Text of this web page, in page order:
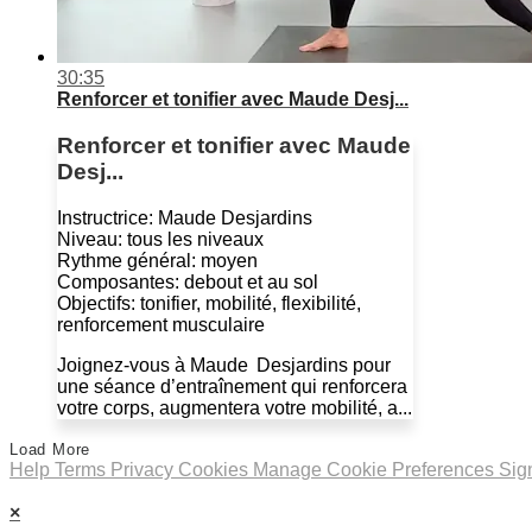
30:35
Renforcer et tonifier avec Maude Desj...
Renforcer et tonifier avec Maude
Desj...
Instructrice: Maude Desjardins
Niveau: tous les niveaux
Rythme général: moyen
Composantes: debout et au sol
Objectifs: tonifier, mobilité, flexibilité,
renforcement musculaire
Joignez-vous à Maude Desjardins pour
une séance d’entraînement qui renforcera
votre corps, augmentera votre mobilité, a...
Load More
Help Terms Privacy Cookies Manage Cookie Preferences
×